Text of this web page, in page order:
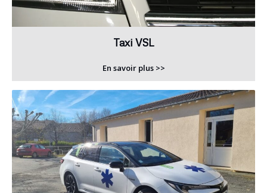
Taxi VSL
En savoir plus >>